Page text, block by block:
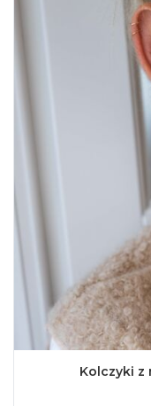
Kolczyki z